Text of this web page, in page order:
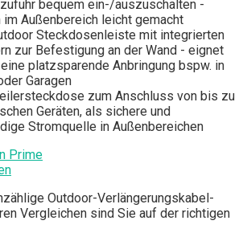
bequem ein-/auszuschalten -
im Außenbereich leicht gemacht
Steckdosenleiste mit integrierten
zur Befestigung an der Wand - eignet
platzsparende Anbringung bspw. in
Garagen
zum Anschluss von bis zu
Geräten, als sichere und
Stromquelle in Außenbereichen
Outdoor-Verlängerungskabel-
Vergleichen sind Sie auf der richtigen